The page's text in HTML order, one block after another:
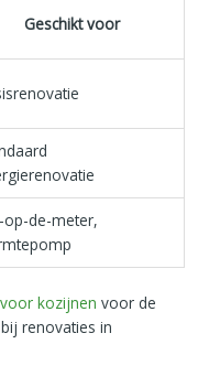
Geschikt voor
op-de-meter,
kozijnen voor de
renovaties in